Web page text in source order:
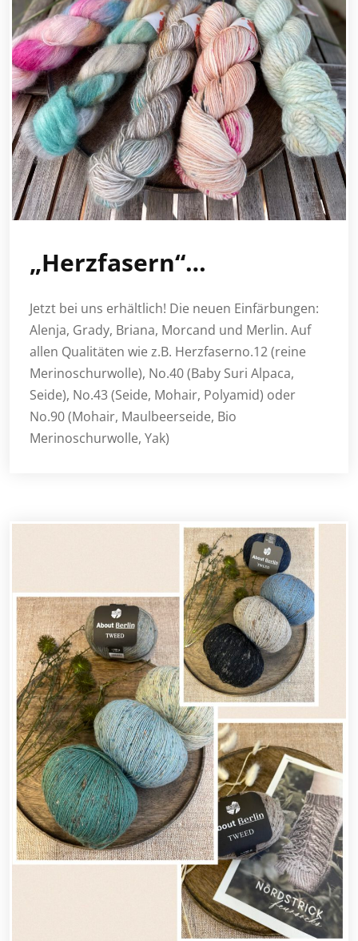
„Herzfasern“…
Jetzt bei uns erhältlich! Die neuen Einfärbungen:
Alenja, Grady, Briana, Morcand und Merlin. Auf
allen Qualitäten wie z.B. Herzfaserno.12 (reine
Merinoschurwolle), No.40 (Baby Suri Alpaca,
Seide), No.43 (Seide, Mohair, Polyamid) oder
No.90 (Mohair, Maulbeerseide, Bio
Merinoschurwolle, Yak)